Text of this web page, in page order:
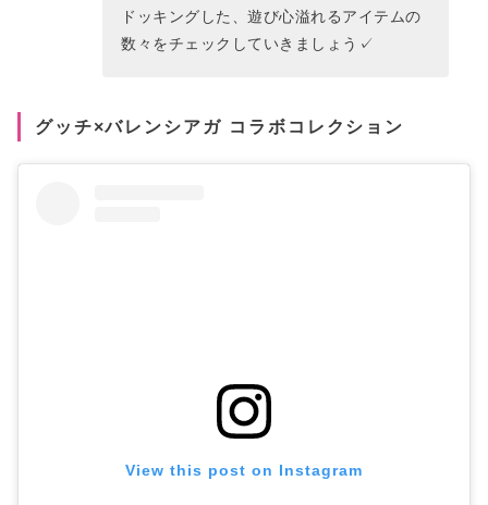
ドッキングした、遊び心溢れるアイテムの
数々をチェックしていきましょう✓
グッチ×バレンシアガ コラボコレクション
View this post on Instagram